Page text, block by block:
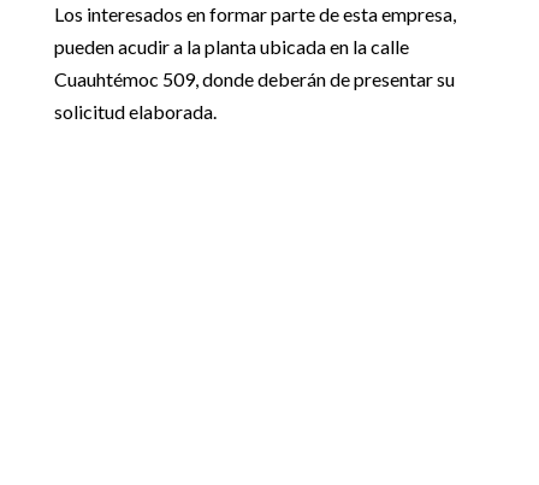
Los interesados en formar parte de esta empresa,
pueden acudir a la planta ubicada en la calle
Cuauhtémoc 509, donde deberán de presentar su
solicitud elaborada.